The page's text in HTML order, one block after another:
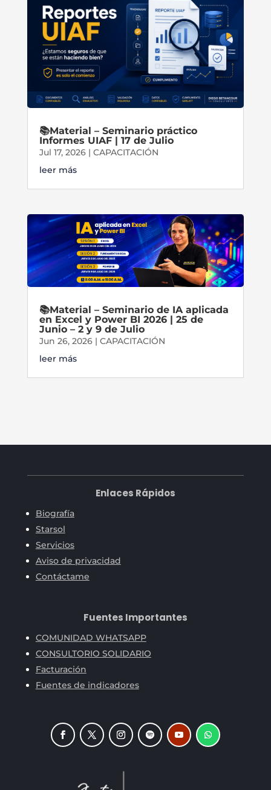
📚Material – Seminario práctico
Informes UIAF | 17 de Julio
Jul 17, 2026| CAPACITACIÓN
leer más
📚Material – Seminario de IA aplicada
en Excel y Power BI 2026 | 25 de
Junio – 2 y 9 de Julio
Jun 26, 2026| CAPACITACIÓN
leer más
Enlaces Rápidos
Biografía
Starsol
Servicios
Aviso de privacidad
Contáctame
Fuentes Importantes
COMUNIDAD WHATSAPP
CONSULTORIO SOLIDARIO
Facturación
Fuentes de indicadores